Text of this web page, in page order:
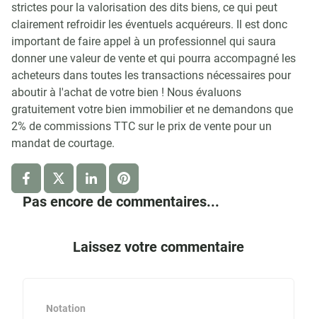
strictes pour la valorisation des dits biens, ce qui peut
clairement refroidir les éventuels acquéreurs. Il est donc
important de faire appel à un professionnel qui saura
donner une valeur de vente et qui pourra accompagné les
acheteurs dans toutes les transactions nécessaires pour
aboutir à l'achat de votre bien ! Nous évaluons
gratuitement votre bien immobilier et ne demandons que
2% de commissions TTC sur le prix de vente pour un
mandat de courtage.
Pas encore de commentaires...
Laissez votre commentaire
Notation